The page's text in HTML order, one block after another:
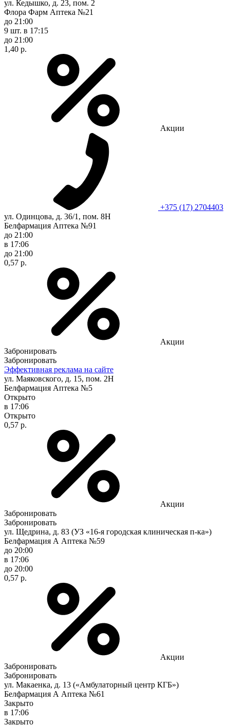
ул. Кедышко, д. 23, пом. 2
Флора Фарм Аптека №21
до 21:00
9 шт. в 17:15
до 21:00
1,40 р.
Акции
+375 (17) 2704403
ул. Одинцова, д. 36/1, пом. 8Н
Белфармация Аптека №91
до 21:00
в 17:06
до 21:00
0,57 р.
Акции
Забронировать
Забронировать
Эффективная реклама на сайте
ул. Маяковского, д. 15, пом. 2Н
Белфармация Аптека №5
Открыто
в 17:06
Открыто
0,57 р.
Акции
Забронировать
Забронировать
ул. Щедрина, д. 83 (УЗ «16-я городская клиническая п-ка»)
Белфармация А Аптека №59
до 20:00
в 17:06
до 20:00
0,57 р.
Акции
Забронировать
Забронировать
ул. Макаенка, д. 13 («Амбулаторный центр КГБ»)
Белфармация А Аптека №61
Закрыто
в 17:06
Закрыто